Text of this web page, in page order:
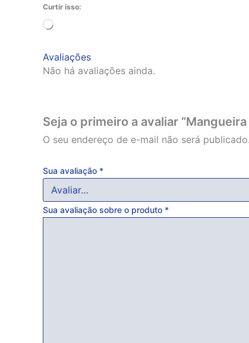
Curtir isso:
Carregando...
Avaliações
Não há avaliações ainda.
Seja o primeiro a avaliar
O seu endereço de e-mail não será publicado.
Sua avaliação *
Sua avaliação sobre o produto *